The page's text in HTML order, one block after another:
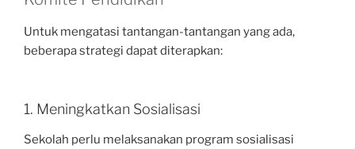
Untuk mengatasi tantangan-tantangan yang ada,
beberapa strategi dapat diterapkan:
1. Meningkatkan Sosialisasi
Sekolah perlu melaksanakan program sosialisasi